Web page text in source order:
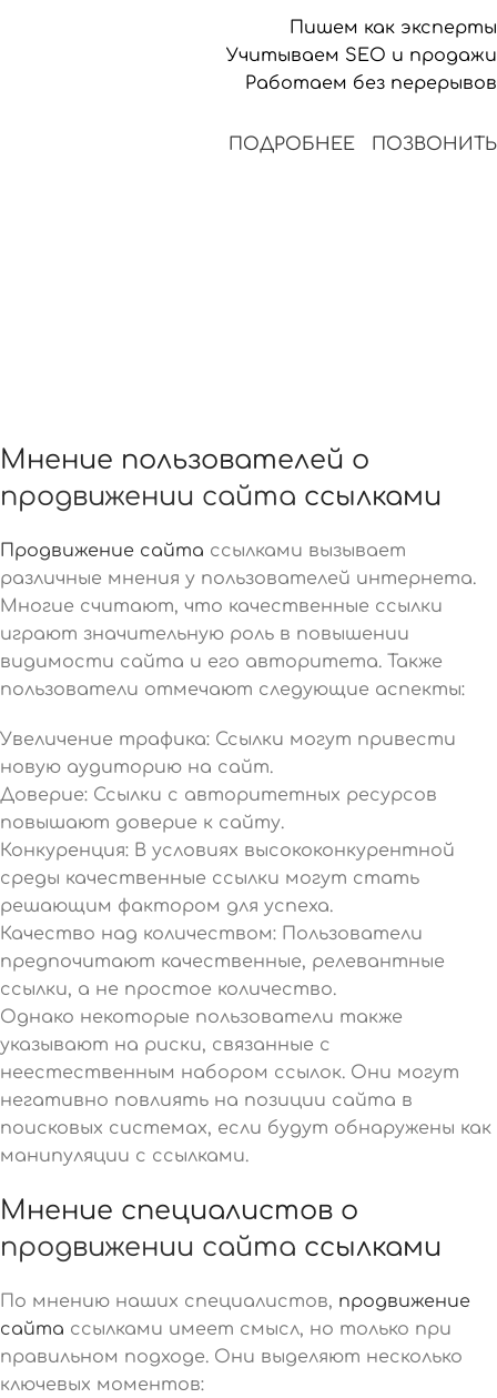
Пишем как эксперты
Учитываем SEO и продажи
Работаем без перерывов
ПОДРОБНЕЕ ПОЗВОНИТЬ
Мнение пользователей о
продвижении сайта ссылками
Продвижение сайта ссылками вызывает
различные мнения у пользователей интернета.
Многие считают, что качественные ссылки
играют значительную роль в повышении
видимости сайта и его авторитета. Также
пользователи отмечают следующие аспекты:
Увеличение трафика: Ссылки могут привести
новую аудиторию на сайт.
Доверие: Ссылки с авторитетных ресурсов
повышают доверие к сайту.
Конкуренция: В условиях высококонкурентной
среды качественные ссылки могут стать
решающим фактором для успеха.
Качество над количеством: Пользователи
предпочитают качественные, релевантные
ссылки, а не простое количество.
Однако некоторые пользователи также
указывают на риски, связанные с
неестественным набором ссылок. Они могут
негативно повлиять на позиции сайта в
поисковых системах, если будут обнаружены как
манипуляции с ссылками.
Мнение специалистов о
продвижении сайта ссылками
По мнению наших специалистов, продвижение
сайта ссылками имеет смысл, но только при
правильном подходе. Они выделяют несколько
ключевых моментов: